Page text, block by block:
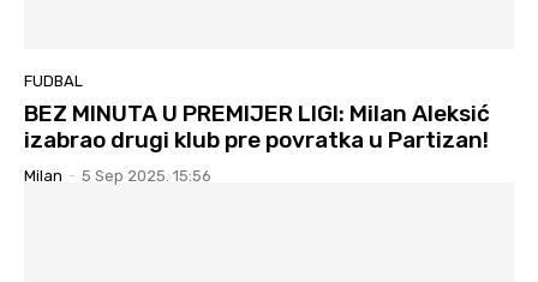
FUDBAL
BEZ MINUTA U PREMIJER LIGI: Milan Aleksić
izabrao drugi klub pre povratka u Partizan!
Milan - 5 Sep 2025. 15:56